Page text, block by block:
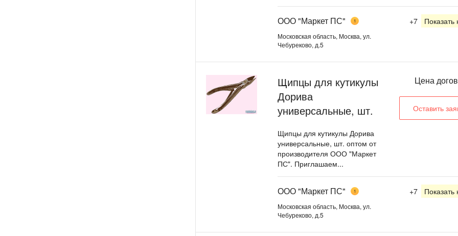
ООО "Маркет ПС" 1
Московская область, Москва, ул.
Чебуреково, д.5
+7
Щипцы для кутикулы
Дорива
универсальные, шт.
Щипцы для кутикулы Дорива
универсальные, шт. оптом от
производителя ООО "Маркет
ПС". Приглашаем...
Цена
Оставить
ООО "Маркет ПС" 1
Московская область, Москва, ул.
Чебуреково, д.5
+7